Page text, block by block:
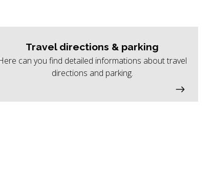
Travel directions & parking
can you find detailed informations about travel
directions and parking.